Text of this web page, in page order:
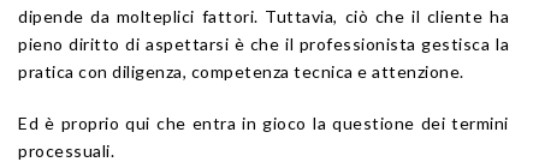
dipende da molteplici fattori. Tuttavia, ciò che il cliente ha
pieno diritto di aspettarsi è che il professionista gestisca la
pratica con diligenza, competenza tecnica e attenzione.
Ed è proprio qui che entra in gioco la questione dei termini
processuali.